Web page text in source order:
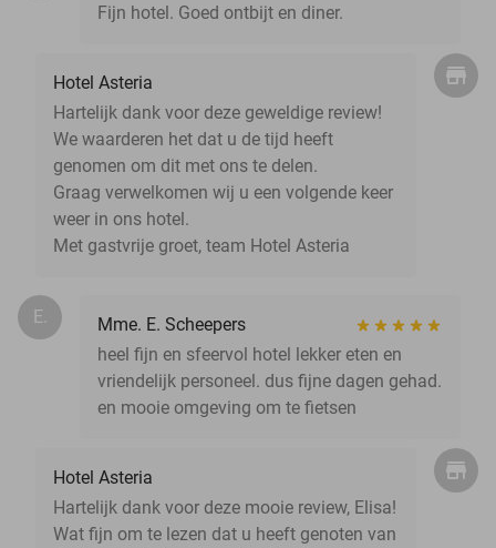
Fijn hotel. Goed ontbijt en diner.
Hotel Asteria
Hartelijk dank voor deze geweldige review!
We waarderen het dat u de tijd heeft
genomen om dit met ons te delen.
Graag verwelkomen wij u een volgende keer
weer in ons hotel.
Met gastvrije groet, team Hotel Asteria
E.
Mme. E. Scheepers
heel fijn en sfeervol hotel lekker eten en
vriendelijk personeel. dus fijne dagen gehad.
en mooie omgeving om te fietsen
Hotel Asteria
Hartelijk dank voor deze mooie review, Elisa!
Wat fijn om te lezen dat u heeft genoten van